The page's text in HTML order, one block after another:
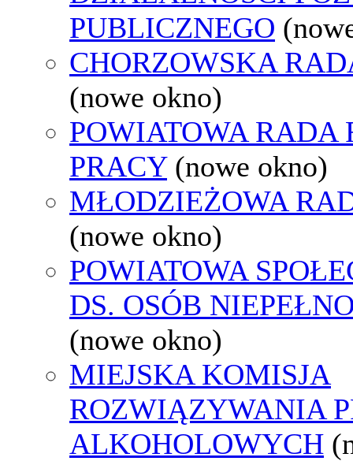
PUBLICZNEGO
CHORZOWSKA
(nowe okno)
POWIATOWA RADA
PRACY (nowe okno)
MŁODZIEŻOWA
(nowe okno)
POWIATOWA
DS. OSÓB
(nowe okno)
MIEJSKA KOMISJA
ROZWIĄZYWANIA
ALKOHOLOWYCH